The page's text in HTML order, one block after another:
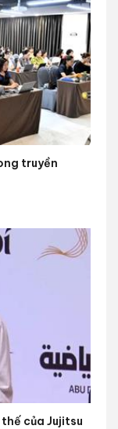
truyền
của Jujitsu